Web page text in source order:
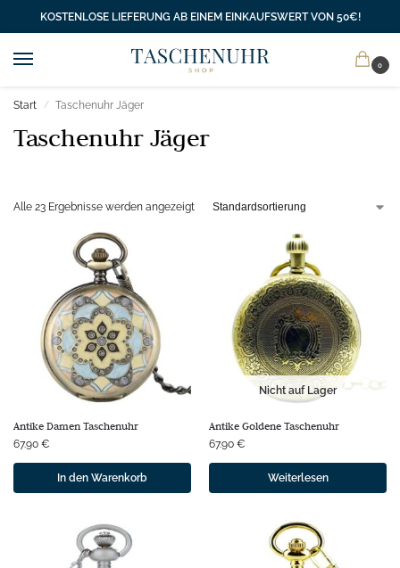
KOSTENLOSE LIEFERUNG AB EINEM EINKAUFSWERT VON 50€!
0
Start / Taschenuhr Jäger
Taschenuhr Jäger
Alle 23 Ergebnisse werden angezeigt
Antike Damen Taschenuhr
67.90 €
In den Warenkorb
Nicht auf Lager
Antike Goldene Taschenuhr
67.90 €
Weiterlesen